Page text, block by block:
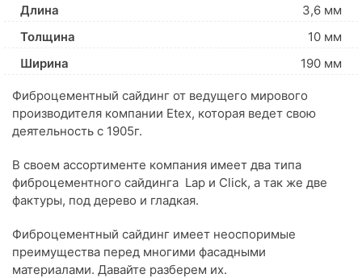
Длина
3,6 мм
Толщина
10 мм
Ширина
190 мм
Фиброцементный сайдинг от ведущего мирового
производителя компании Etex, которая ведет свою
деятельность с 1905г.
В своем ассортименте компания имеет два типа
фиброцементного сайдинга Lap и Click, а так же две
фактуры, под дерево и гладкая.
Фиброцементный сайдинг имеет неоспоримые
преимущества перед многими фасадными
материалами. Давайте разберем их.